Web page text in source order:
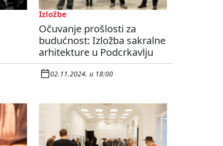
Izložbe
Očuvanje prošlosti za
budućnost: Izložba sakralne
arhitekture u Podcrkavlju
02.11.2024. u 18:00